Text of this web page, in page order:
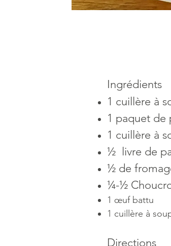
Ingrédients
1 cuillère à
1 paquet de
1 cuillère à
½ livre de
½ de
¼-½
1 œuf battu
1 cuillère à
Directions